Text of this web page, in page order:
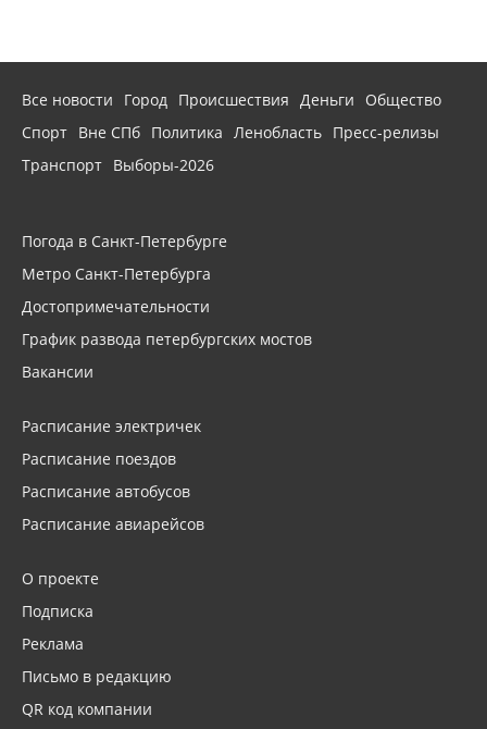
Все новости Город Происшествия Деньги
Общество
Спорт Вне СПб Политика Ленобласть Пресс-релизы
Транспорт Выборы-2026
Погода в Санкт-Петербурге
Метро Санкт-Петербурга
Достопримечательности
График развода петербургских мостов
Вакансии
Расписание электричек
Расписание поездов
Расписание автобусов
Расписание авиарейсов
О проекте
Подписка
Реклама
Письмо в редакцию
QR код компании